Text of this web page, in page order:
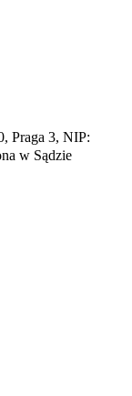
Praga 3, NIP:
w Sądzie